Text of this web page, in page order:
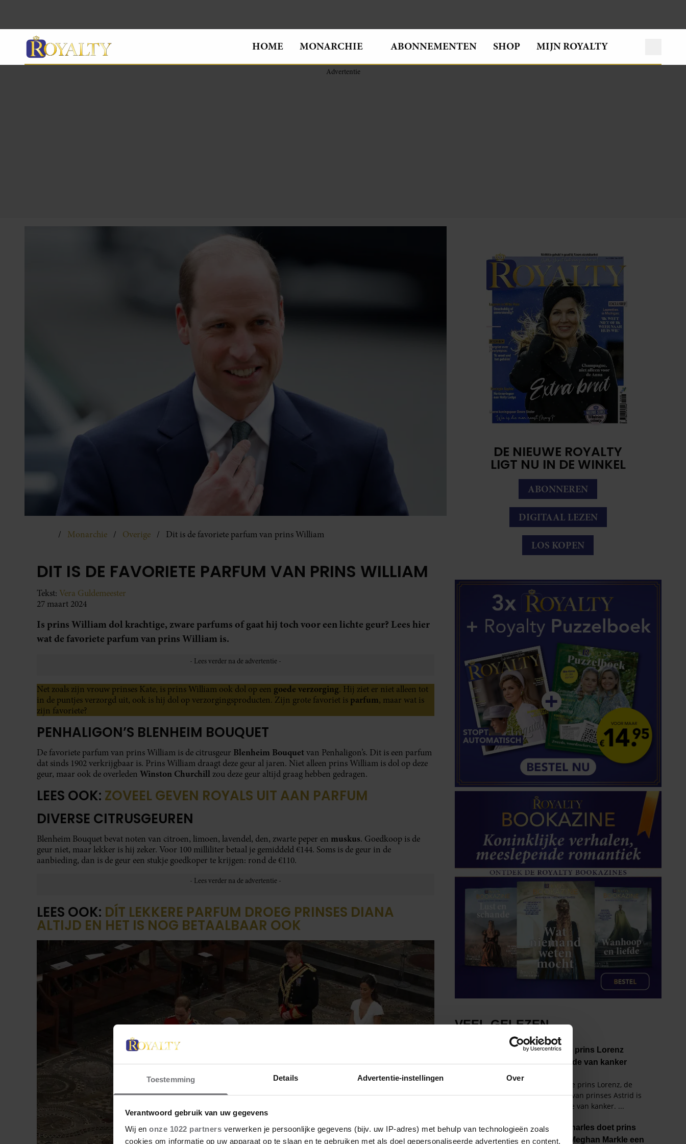
Toestemming Details Advertentie-instellingen Over
Verantwoord gebruik van uw gegevens
Wij en onze 1022 partners verwerken je persoonlijke gegevens (bijv. uw IP-adres) met behulp van technologieën zoals
cookies om informatie op uw apparaat op te slaan en te gebruiken met als doel gepersonaliseerde advertenties en content,
HOME MONARCHIE ABONNEMENTEN SHOP MIJN ROYALTY
Monarchie Overige Dit is de favoriete parfum van prins William
DIT IS DE FAVORIETE PARFUM VAN PRINS WILLIAM
Tekst: Vera Guldemeester
27 maart 2024
Is prins William dol krachtige, zware parfums of gaat hij toch voor een lichte geur? Lees hier
wat de favoriete parfum van prins William is.
Net zoals zijn vrouw prinses Kate, is prins William ook dol op een goede verzorging. Hij ziet er niet alleen tot
in de puntjes verzorgd uit, ook is hij dol op verzorgingsproducten. Zijn grote favoriet is parfum, maar wat is
zijn favoriete?
PENHALIGON’S BLENHEIM BOUQUET
De favoriete parfum van prins William is de citrusgeur Blenheim Bouquetvan Penhaligon’s. Dit is een parfum
dat sinds 1902 verkrijgbaar is. Prins William draagt deze geur al jaren. Niet alleen prins William is dol op deze
geur, maar ook de overleden Winston Churchill zou deze geur altijd graag hebben gedragen.
LEES OOK: ZOVEEL GEVEN ROYALS UIT AAN PARFUM
DIVERSE CITRUSGEUREN
Blenheim Bouquet bevat noten van citroen, limoen, lavendel, den, zwarte peper en muskus. Goedkoop is de
geur niet, maar lekker is hij zeker. Voor 100 milliliter betaal je gemiddeld €144. Soms is de geur in de
aanbieding, dan is de geur een stukje goedkoper te krijgen: rond de €110.
LEES OOK: DÍT LEKKERE PARFUM DROEG PRINSES DIANA
ALTIJD EN HET IS NOG BETAALBAAR OOK
DE NIEUWE ROYALTY
LIGT NU IN DE WINKEL
ABONNEREN
DIGITAAL LEZEN
LOS KOPEN